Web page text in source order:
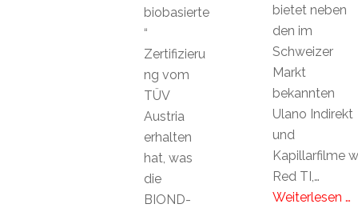
bietet neben
den im
Schweizer
Markt
bekannten
Ulano Indirekt
und
Kapillarfilme
Red TI,…
Weiterlesen …
biobasierte
“
Zertifizieru
ng vom
TÜV
Austria
erhalten
hat, was
die
BIOND-